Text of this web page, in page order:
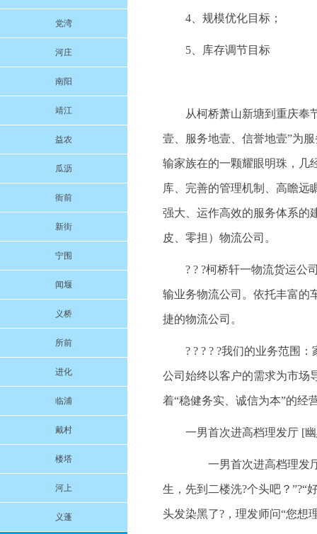
党湾
河庄
南阳
靖江
益农
瓜沥
衙前
新街
宁围
闻堰
义桥
所前
进化
临浦
戴村
楼塔
河上
义蓬
4、规模优化目标；
5、库存调节目标
从柯桥萧山新塘到重庆奉
壹、服务地壹、信誉地壹”为
输家族在的一颗耀眼明珠，几
库、完善的管理机制、高瞻远
强大、运作高效的服务体系的
皮、零担）物流公司。
? ? ?柯桥轩一物流货运公
输业务物流公司。依托丰富的
捷的物流公司。
? ? ? ? ?我们的业务范围
公司始终以客户的需求为市场
着“稳健务实、诚信为本”的经
一男首次进高档理发厅 [
一男首次进高档理发厅
生，先到二楼洗?个头吧？”?“
头发染黑了?，理发师问“您想